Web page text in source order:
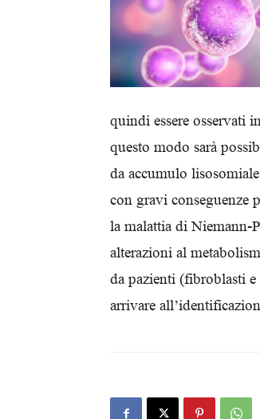
quindi essere osservati
questo modo sarà
da accumulo
con gravi conseguenze
la malattia di Niemann-
alterazioni al
da pazienti (fibroblasti
arrivare